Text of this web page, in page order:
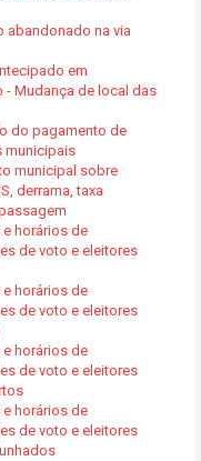
abandonado na via
em
- Mudança de local das
do pagamento de
municipais
municipal sobre
derrama, taxa
e horários de
de voto e eleitores
e horários de
de voto e eleitores
e horários de
de voto e eleitores
e horários de
de voto e eleitores